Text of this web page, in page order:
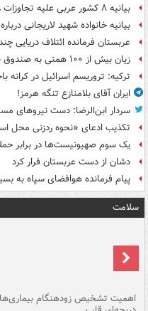
بیانیه ۸ کشور عربی علیه تجاوزات رژیم صهیونیستی در غزه
بیانیه خانواده شهید لاریجانی
عربستان فرمانده ائتلاف دریایی
زیان بیش از ۱۰۰ همتی به صندوق‌ بازنشستگی نفت
ترکیه: تروریسم اسرائیل در کرانه
ایران آقای بلامنازع تنگه هرمز!
سردار ابن‌الرضا: دست نیروهای
تکذیب ادعای «نحوه ردزنی محل
یک‌ سوم صهیونیست‌ها در برابر
دشان از دست عربستان فرار کرد
پیام فرمانده هوافضای سپاه به
سلامت
اهمیت تشخیص زودهنگام